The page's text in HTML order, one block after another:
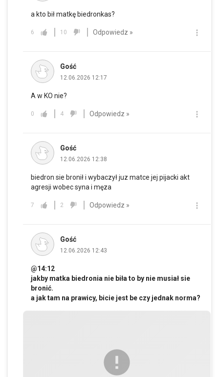
a kto bił matkę biedronkas?
6 10 Odpowiedz »
Gość
12.06.2026 12:17
A w KO nie?
0 4 Odpowiedz »
Gość
12.06.2026 12:38
biedron sie bronił i wybaczył juz matce jej pijacki akt
agresji wobec syna i męza
7 2 Odpowiedz »
Gość
12.06.2026 12:43
@14:12
jakby matka biedronia nie biła to by nie musiał sie
bronić.
a jak tam na prawicy, bicie jest be czy jednak norma?